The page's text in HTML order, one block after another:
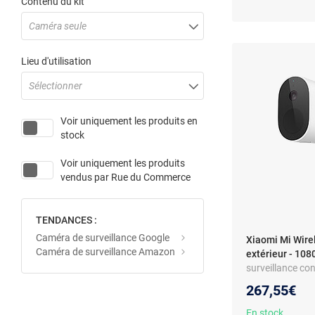
Caméra seule
Lieu d'utilisation
Sélectionner
Voir uniquement les produits en
stock
Voir uniquement les produits
vendus par Rue du Commerce
TENDANCES :
Caméra de surveillance Google
Caméra de surveillance Amazon
Xiaomi Mi
extérieur -
surveillance
Technologie
90 jours
267,55€